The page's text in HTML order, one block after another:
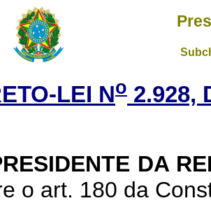
LEI No 2.928,
DA
o art. 180 da